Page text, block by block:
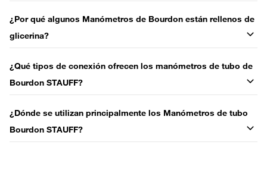
¿Por qué algunos Manómetros de Bourdon están rellenos de
glicerina?
¿Qué tipos de conexión ofrecen los manómetros de tubo de
Bourdon STAUFF?
¿Dónde se utilizan principalmente los Manómetros de tubo
Bourdon STAUFF?